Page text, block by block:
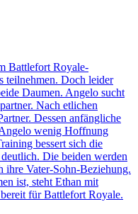
Battlefort Royale-
teilnehmen. Doch leider
Daumen. Angelo sucht
Nach etlichen
Dessen anfängliche
wenig Hoffnung
bessert sich die
Die beiden werden
ihre Vater-Sohn-Beziehung.
ist, steht Ethan mit
für Battlefort Royale.